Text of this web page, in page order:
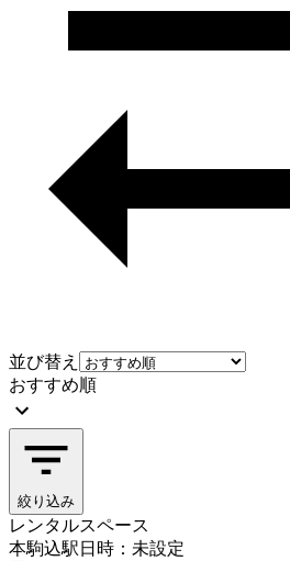
並び替え
おすすめ順
絞り込み
レンタルスペース
本駒込駅日時：未設定